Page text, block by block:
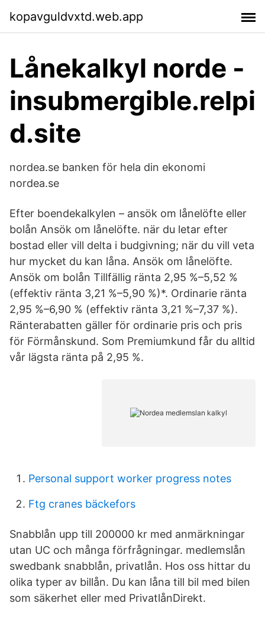
kopavguldvxtd.web.app
Lånekalkyl norde -
insubmergible.relpi
d.site
nordea.se banken för hela din ekonomi
nordea.se
Efter boendekalkylen – ansök om lånelöfte eller
bolån Ansök om lånelöfte. när du letar efter
bostad eller vill delta i budgivning; när du vill veta
hur mycket du kan låna. Ansök om lånelöfte.
Ansök om bolån Tillfällig ränta 2,95 %–5,52 %
(effektiv ränta 3,21 %–5,90 %)*. Ordinarie ränta
2,95 %–6,90 % (effektiv ränta 3,21 %–7,37 %).
Ränterabatten gäller för ordinarie pris och pris
för Förmånskund. Som Premiumkund får du alltid
vår lägsta ränta på 2,95 %.
Personal support worker progress notes
Ftg cranes bäckefors
Snabblån upp till 200000 kr med anmärkningar
utan UC och många förfrågningar. medlemslån
swedbank snabblån, privatlån. Hos oss hittar du
olika typer av billån. Du kan låna till bil med bilen
som säkerhet eller med PrivatlånDirekt.